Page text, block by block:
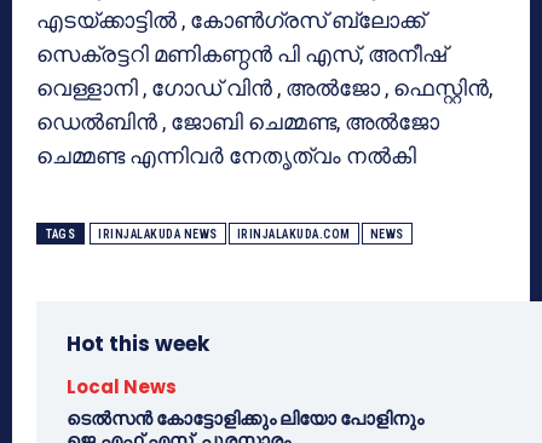
എടയ്ക്കാട്ടിൽ , കോൺഗ്രസ് ബ്ലോക്ക്
സെക്രട്ടറി മണികണ്ഠൻ പി എസ്, അനീഷ്
വെള്ളാനി , ഗോഡ് വിൻ , അൽജോ , ഫെസ്റ്റിൻ,
ഡെൽബിൻ , ജോബി ചെമ്മണ്ട, അൽജോ
ചെമ്മണ്ട എന്നിവർ നേതൃത്വം നൽകി
TAGS IRINJALAKUDA NEWS IRINJALAKUDA.COM NEWS
Hot this week
Local News
ടെൽസൻ കോട്ടോളിക്കും ലിയോ പോളിനും